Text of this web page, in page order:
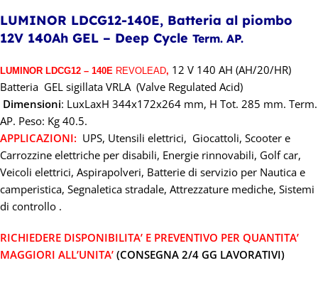
LUMINOR LDCG12-140E, Batteria al piombo
12V 140Ah GEL – Deep Cycle Term. AP.
LUMINOR LDCG12 – 140E REVOLEAD, 12 V 140 AH (AH/20/HR)
Batteria GEL sigillata VRLA (Valve Regulated Acid)
Dimensioni: LuxLaxH 344x172x264 mm, H Tot. 285 mm. Term.
AP. Peso: Kg 40.5.
APPLICAZIONI: UPS, Utensili elettrici, Giocattoli, Scooter e
Carrozzine elettriche per disabili, Energie rinnovabili, Golf car,
Veicoli elettrici, Aspirapolveri, Batterie di servizio per Nautica e
camperistica, Segnaletica stradale, Attrezzature mediche, Sistemi
di controllo .
RICHIEDERE DISPONIBILITA’ E PREVENTIVO PER QUANTITA’
MAGGIORI ALL’UNITA’ (CONSEGNA 2/4 GG LAVORATIVI)